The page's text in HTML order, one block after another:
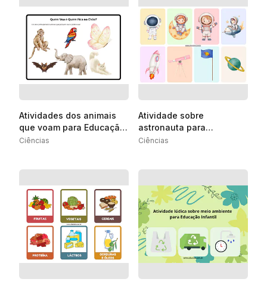
Atividades dos animais
que voam para Educação
Infantil
Ciências
Atividade sobre
astronauta para
Educação Infantil
Ciências